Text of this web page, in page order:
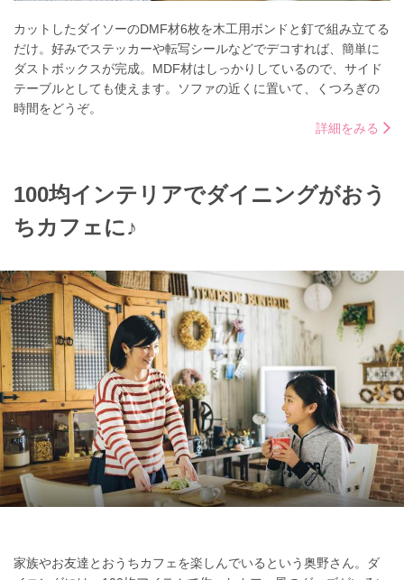
カットしたダイソーのDMF材6枚を木工用ボンドと釘で組み立てる
だけ。好みでステッカーや転写シールなどでデコすれば、簡単に
ダストボックスが完成。MDF材はしっかりしているので、サイド
テーブルとしても使えます。ソファの近くに置いて、くつろぎの
時間をどうぞ。
詳細をみる
100均インテリアでダイニングがおう
ちカフェに♪
家族やお友達とおうちカフェを楽しんでいるという奥野さん。ダ